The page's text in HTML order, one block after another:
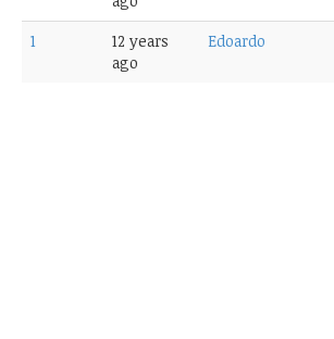
1
12 years
ago
Edoardo